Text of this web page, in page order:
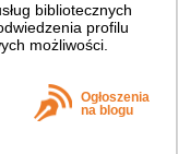
bibliotecznych
profilu
możliwości.
Ogłoszenia
na blogu